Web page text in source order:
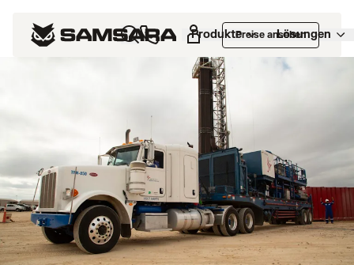
Produkte Lösungen
Preise ansehen